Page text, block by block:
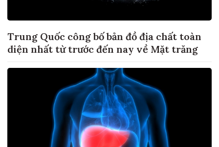
Trung Quốc công bố bản đồ địa chất toàn
diện nhất từ trước đến nay về Mặt trăng